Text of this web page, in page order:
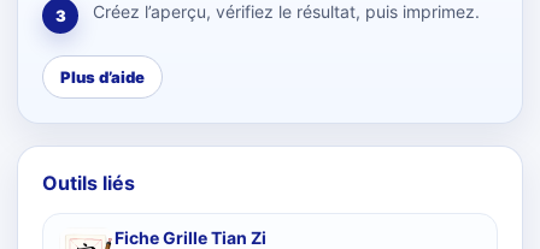
3 Créez l’aperçu, vérifiez le résultat, puis imprimez.
Plus d’aide
Outils liés
Fiche Grille Tian Zi